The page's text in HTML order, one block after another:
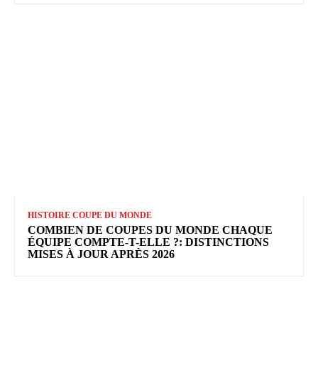
HISTOIRE COUPE DU MONDE
COMBIEN DE COUPES DU MONDE CHAQUE
ÉQUIPE COMPTE-T-ELLE ?: DISTINCTIONS
MISES À JOUR APRÈS 2026